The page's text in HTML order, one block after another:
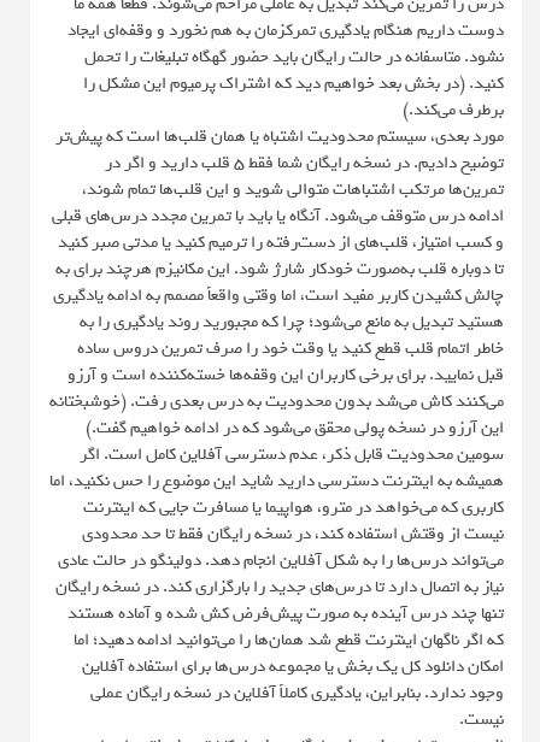
دوست داریم هنگام یادگیری تمرکزمان به هم نخورد و وقفه‌ای ایجاد
نشود. متاسفانه در حالت رایگان باید حضور گهگاه تبلیغات را تحمل
کنید. (در بخش بعد خواهیم دید که اشتراک پرمیوم این مشکل را
برطرف می‌کند.)
مورد بعدی، سیستم محدودیت اشتباه یا همان قلب‌ها است که پیش‌تر
توضیح دادیم. در نسخه رایگان شما فقط ۵ قلب دارید و اگر در
تمرین‌ها مرتکب اشتباهات متوالی شوید و این قلب‌ها تمام شوند،
ادامه درس متوقف می‌شود. آنگاه یا باید با تمرین مجدد درس‌های قبلی
و کسب امتیاز، قلب‌های از دست‌رفته را ترمیم کنید یا مدتی صبر کنید
تا دوباره قلب به‌صورت خودکار شارژ شود. این مکانیزم هرچند برای به
چالش کشیدن کاربر مفید است، اما وقتی واقعاً مصمم به ادامه یادگیری
هستید تبدیل به مانع می‌شود؛ چرا که مجبورید روند یادگیری را به
خاطر اتمام قلب قطع کنید یا وقت خود را صرف تمرین دروس ساده
قبل نمایید. برای برخی کاربران این وقفه‌ها خسته‌کننده است و آرزو
می‌کنند کاش می‌شد بدون محدودیت به درس بعدی رفت. (خوشبختانه
این آرزو در نسخه پولی محقق می‌شود که در ادامه خواهیم گفت.)
سومین محدودیت قابل ذکر، عدم دسترسی آفلاین کامل است. اگر
همیشه به اینترنت دسترسی دارید شاید این موضوع را حس نکنید، اما
کاربری که می‌خواهد در مترو، هواپیما یا مسافرت جایی که اینترنت
نیست از وقتش استفاده کند، در نسخه رایگان فقط تا حد محدودی
می‌تواند درس‌ها را به شکل آفلاین انجام دهد. دولینگو در حالت عادی
نیاز به اتصال دارد تا درس‌های جدید را بارگزاری کند. در نسخه رایگان
تنها چند درس آینده به صورت پیش‌فرض کش شده و آماده هستند
که اگر ناگهان اینترنت قطع شد همان‌ها را می‌توانید ادامه دهید؛ اما
امکان دانلود کل یک بخش یا مجموعه درس‌ها برای استفاده آفلاین
وجود ندارد. بنابراین، یادگیری کاملاً آفلاین در نسخه رایگان عملی
نیست.